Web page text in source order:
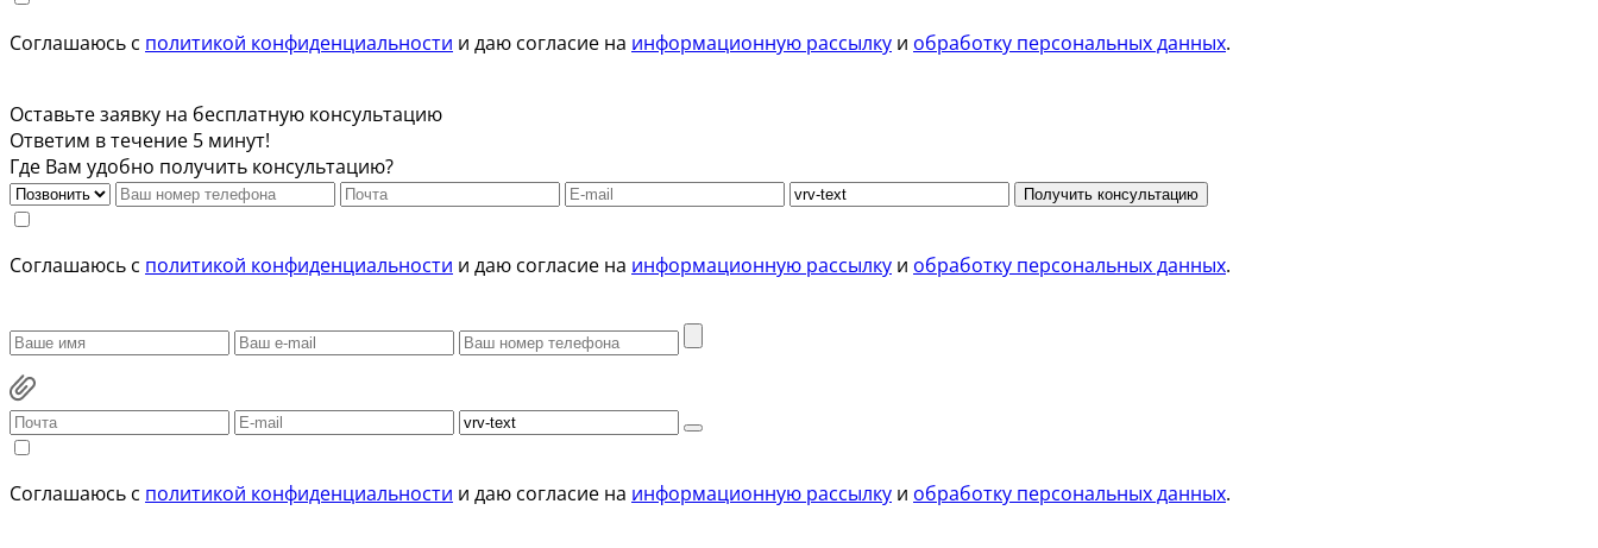
Соглашаюсь с политикой конфиденциальности и даю согласие на информационную рассылку и обработку персональных данных.
Оставьте заявку на бесплатную консультацию
Ответим в течение 5 минут!
Где Вам удобно получить консультацию?
Получить консультацию
Соглашаюсь с политикой конфиденциальности и даю согласие на информационную рассылку и обработку персональных данных.
Соглашаюсь с политикой конфиденциальности и даю согласие на информационную рассылку и обработку персональных данных.